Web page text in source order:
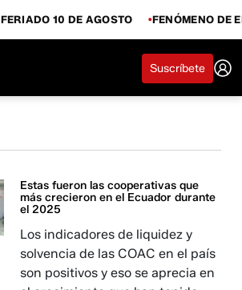
FERIADO 10 DE AGOSTO FENÓMENO DE
Suscríbete
Estas fueron las cooperativas que
más crecieron en el Ecuador durante
el 2025
Los indicadores de liquidez y
solvencia de las COAC en el país
son positivos y eso se aprecia en